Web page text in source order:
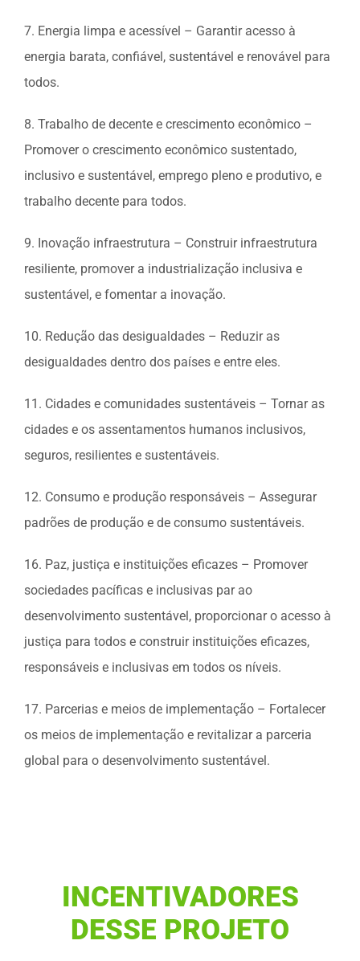
7. Energia limpa e acessível – Garantir acesso à
energia barata, confiável, sustentável e renovável para
todos.
8. Trabalho de decente e crescimento econômico –
Promover o crescimento econômico sustentado,
inclusivo e sustentável, emprego pleno e produtivo, e
trabalho decente para todos.
9. Inovação infraestrutura – Construir infraestrutura
resiliente, promover a industrialização inclusiva e
sustentável, e fomentar a inovação.
10. Redução das desigualdades – Reduzir as
desigualdades dentro dos países e entre eles.
11. Cidades e comunidades sustentáveis – Tornar as
cidades e os assentamentos humanos inclusivos,
seguros, resilientes e sustentáveis.
12. Consumo e produção responsáveis – Assegurar
padrões de produção e de consumo sustentáveis.
16. Paz, justiça e instituições eficazes – Promover
sociedades pacíficas e inclusivas par ao
desenvolvimento sustentável, proporcionar o acesso à
justiça para todos e construir instituições eficazes,
responsáveis e inclusivas em todos os níveis.
17. Parcerias e meios de implementação – Fortalecer
os meios de implementação e revitalizar a parceria
global para o desenvolvimento sustentável.
INCENTIVADORES
DESSE PROJETO